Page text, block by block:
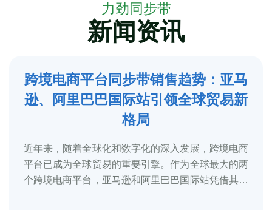
力劲同步带
新闻资讯
5
2025-3
跨境电商平台同步带销售趋势：亚马
逊、阿里巴巴国际站引领全球贸易新
格局
近年来，随着全球化和数字化的深入发展，跨境电商
平台已成为全球贸易的重要引擎。作为全球最大的两
个跨境电商平台，亚马逊和阿里巴巴国际站凭借其庞